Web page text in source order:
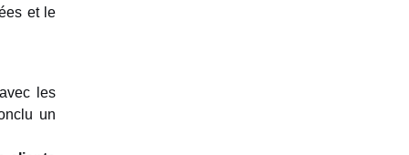
et le
les
un